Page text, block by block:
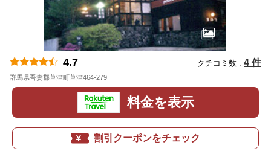
4.7 クチコミ数 : 4 件
群馬県吾妻郡草津町草津464-279
料金を表示
割引クーポンをチェック